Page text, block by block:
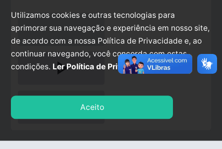
play_arrow
Utilizamos cookies e outras tecnologias para
aprimorar sua navegação e experiência em nosso site,
de acordo com a nossa Política de Privacidade e, ao
continuar navegando, você concorda com estas
condições. Ler Política de Privacidade.
Aceito